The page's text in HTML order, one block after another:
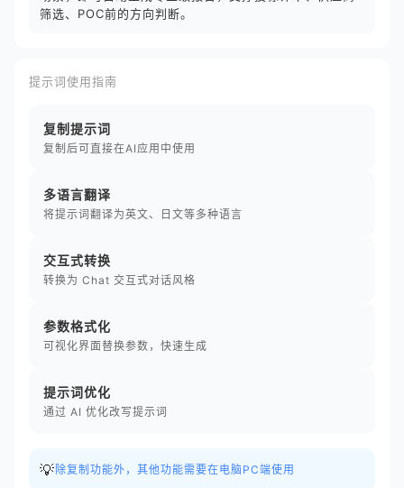
筛选、POC前的方向判断。
提示词使用指南
复制提示词
复制后可直接在AI应用中使用
多语言翻译
将提示词翻译为英文、日文等多种语言
交互式转换
转换为 Chat 交互式对话风格
参数格式化
可视化界面替换参数，快速生成
提示词优化
通过 AI 优化改写提示词
💡 除复制功能外，其他功能需要在电脑PC端使用